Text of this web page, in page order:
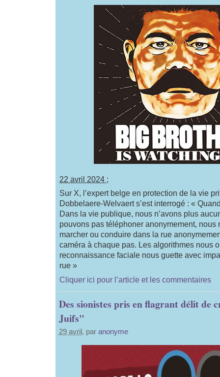
22 avril 2024 ;
Sur X, l’expert belge en protection de la vie
Dobbelaere-Welvaert s’est interrogé : «
Dans la vie publique, nous n’avons plus
pouvons pas téléphoner anonymement, nous
marcher ou conduire dans la rue
caméra à chaque pas. Les algorithmes nous
reconnaissance faciale nous guette avec
rue »
Cliquer ici pour l’article et les commentaires
Des sionistes pris en flagrant délit
Juifs"
29 avril , par anonyme